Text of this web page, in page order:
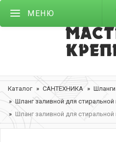
МЕНЮ
Каталог САНТЕХНИКА
Шланг заливной для
Шланг заливной для